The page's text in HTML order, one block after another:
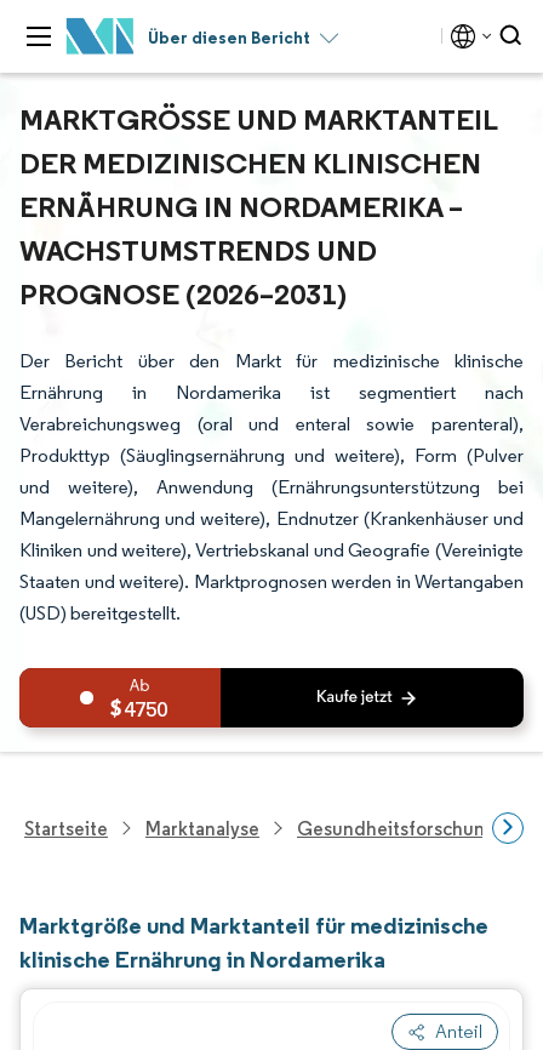
Über diesen Bericht
MARKTGRÖSSE UND MARKTANTEIL D
ER MEDIZINISCHEN KLINISCHEN E
RNÄHRUNG IN NORDAMERIKA – W
ACHSTUMSTRENDS UND P
ROGNOSE (2026–2031)
Der Bericht über den Markt für medizinische klinische
Ernährung in Nordamerika ist segmentiert nach
Verabreichungsweg (oral und enteral sowie parenteral),
Produkttyp (Säuglingsernährung und weitere), Form (Pulver
und weitere), Anwendung (Ernährungsunterstützung bei
Mangelernährung und weitere), Endnutzer (Krankenhäuser und
Kliniken und weitere), Vertriebskanal und Geografie (Vereinigte
Staaten und weitere). Marktprognosen werden in Wertangaben
(USD) bereitgestellt.
4750
Startseite Marktanalyse Gesundheitsforschung
Marktgröße und Marktanteil für medizinische
klinische Ernährung in Nordamerika
Anteil